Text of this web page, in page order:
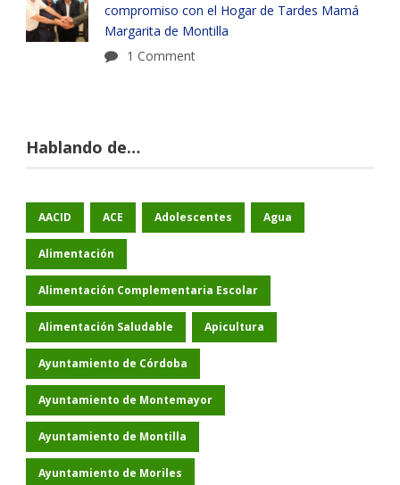
compromiso con el Hogar de Tardes Mamá
Margarita de Montilla
1 Comment
Hablando de…
AACID ACE Adolescentes Agua
Alimentación
Alimentación Complementaria Escolar
Alimentación Saludable Apicultura
Ayuntamiento de Córdoba
Ayuntamiento de Montemayor
Ayuntamiento de Montilla
Ayuntamiento de Moriles